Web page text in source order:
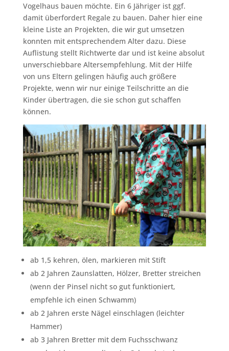
Vogelhaus bauen möchte. Ein 6 Jähriger ist ggf.
damit überfordert Regale zu bauen. Daher hier eine
kleine Liste an Projekten, die wir gut umsetzen
konnten mit entsprechendem Alter dazu. Diese
Auflistung stellt Richtwerte dar und ist keine absolut
unverschiebbare Altersempfehlung. Mit der Hilfe
von uns Eltern gelingen häufig auch größere
Projekte, wenn wir nur einige Teilschritte an die
Kinder übertragen, die sie schon gut schaffen
können.
ab 1,5 kehren, ölen, markieren mit Stift
ab 2 Jahren Zaunslatten, Hölzer, Bretter streichen
(wenn der Pinsel nicht so gut funktioniert,
empfehle ich einen Schwamm)
ab 2 Jahren erste Nägel einschlagen (leichter
Hammer)
ab 3 Jahren Bretter mit dem Fuchsschwanz